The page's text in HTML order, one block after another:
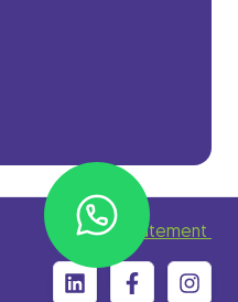
Privacy statement